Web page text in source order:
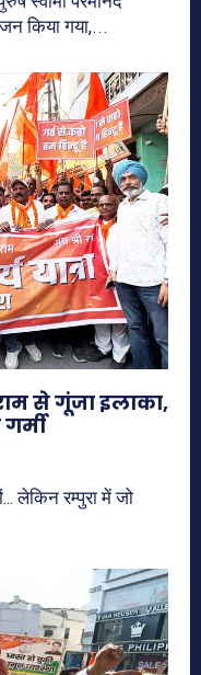
किया गया,...
से गूंजा इलाका,
लेकिन रम्पुरा में जो